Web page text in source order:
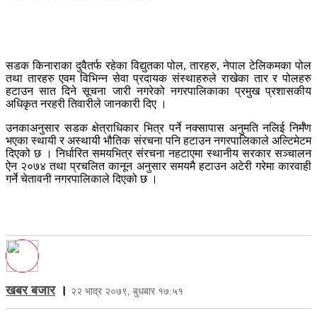
सडक किनाराका दुवैतर्फ रहेका विद्युतका पोल, तारहरु, नेपाल टेलिकमका पोल
तथा तारहरु एवम विभिन्न सेवा प्रदायक संस्थाहरुले राखेका तार र पोलहरु
हटाउन सात दिने सूचना जारी नगरेको नगरपालिकाका प्रमुख प्रशासकीय
अधिकृत नरहरी तिवारीले जानकारी दिए ।
उनकाअनुसार सडक क्षेत्राधिकार भित्र पर्ने नक्सापास अनुमति नलिई निर्मँण
भएका स्थायी र अस्थायी भौतिक संरचना पनि हटाउन नगरपालिकाले अल्टिमेटम
दिएको छ । निर्धारित समयभित्र संरचना नहटाएमा स्थानीय सरकार सञ्चालन
ऐन २०७४ तथा प्रचलित कानून अनुसार समयमै हटाउन अटेरी गरेमा कारवाही
गर्ने चेतावनी नगरपालिकाले दिएको छ ।
खबर बजार। २२ भाद्र २०७९, बुधबार १७:५१